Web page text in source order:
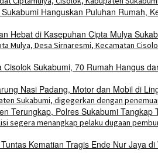
Hanguskan Puluhan Rumah,
Hebat di Kasepuhan Cipta Mulya
Sukabumi, 70 Rumah Hangus
Nasi Padang, Motor dan Mobil di
Terungkap, Polres Sukabumi Tangkap
Kematian Tragis Ende Nur Jaya